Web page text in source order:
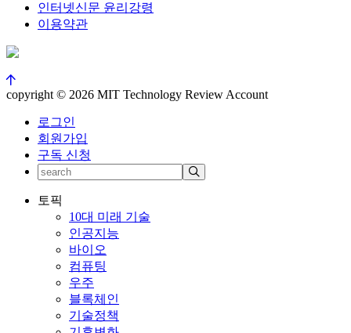
인터넷신문 윤리강령
이용약관
copyright © 2026 MIT Technology Review Account
로그인
회원가입
구독 신청
토픽
10대 미래 기술
인공지능
바이오
컴퓨팅
우주
블록체인
기술정책